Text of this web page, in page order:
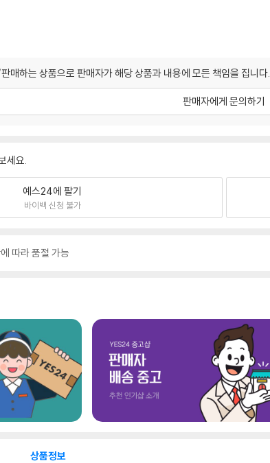
매하는 상품으로 판매자가 해당 상품과 내용에 모든 책임을 집니다.
판매자에게 문의하기
세요.
예스24에 팔기
바이백 신청 불가
따라 품절 가능
상품정보